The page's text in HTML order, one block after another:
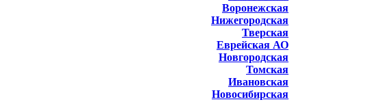
Воронежская
Нижегородская
Тверская
Еврейская АО
Новгородская
Томская
Ивановская
Новосибирская